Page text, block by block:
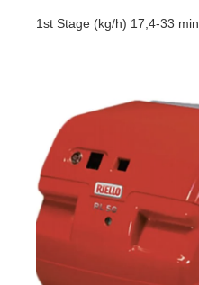
1st Stage (kg/h) 17,4-33 min.